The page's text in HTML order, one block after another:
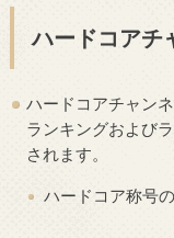
ハードコアチ
ハードコアチャン
ランキングおよび
されます。
ハードコア称号